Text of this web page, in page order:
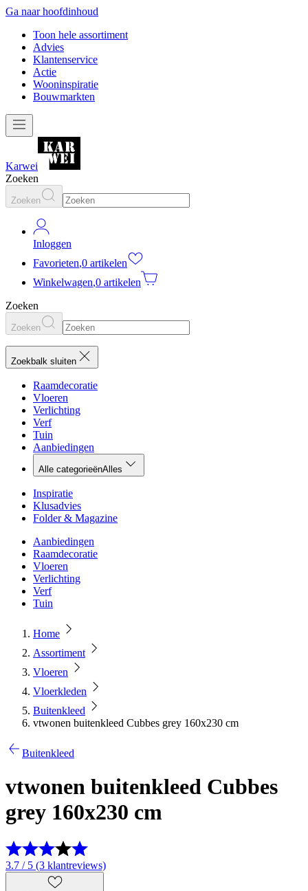
Ga naar hoofdinhoud
Toon hele assortiment
Advies
Klantenservice
Actie
Wooninspiratie
Bouwmarkten
Karwei
Zoeken
Zoeken
Inloggen
Favorieten,0 artikelen
Winkelwagen,0 artikelen
Zoeken
Zoeken
Zoekbalk sluiten
Raamdecoratie
Vloeren
Verlichting
Verf
Tuin
Aanbiedingen
Alle categorieënAlles
Inspiratie
Klusadvies
Folder & Magazine
Aanbiedingen
Raamdecoratie
Vloeren
Verlichting
Verf
Tuin
Home
Assortiment
Vloeren
Vloerkleden
Buitenkleed
vtwonen buitenkleed Cubbes grey 160x230 cm
Buitenkleed
vtwonen buitenkleed Cubbes
grey 160x230 cm
3.7 / 5 (3 klantreviews)